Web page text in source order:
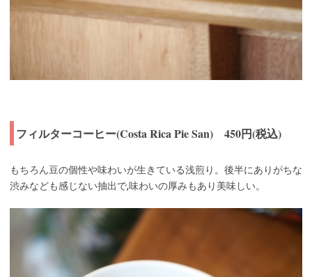
フィルターコーヒー(Costa Rica Pie San) 450円(税込)
もちろん豆の個性や味わいが生きている浅煎り。後半にありがちな
渋みなども感じない抽出で,味わいの厚みもあり美味しい。